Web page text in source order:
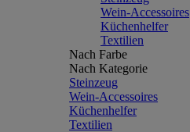
Wein-Accessoires
Küchenhelfer
Textilien
Nach Farbe
Nach Kategorie
Steinzeug
Wein-Accessoires
Küchenhelfer
Textilien